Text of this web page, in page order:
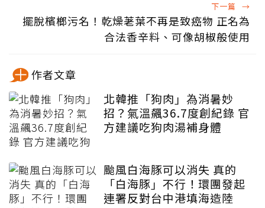
下一篇 →
擺脫檳榔污名！乾燥荖葉不再是致癌物 正名為
合法香辛料、可像胡椒般使用
作者文章
北韓推「狗肉」為消暑妙
招？氣溫飆36.7度創紀錄 官
方建議吃狗肉湯補身體
颱風白海豚可以消失 真的
「白海豚」不行！環團發起
連署反對台中港填海造陸